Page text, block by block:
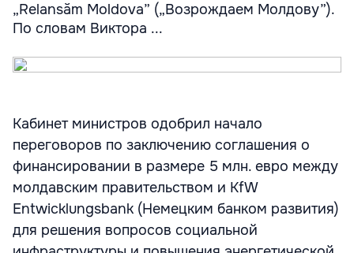
„Relansăm Moldova” („Возрождаем Молдову”).
По словам Виктора ...
Кабинет министров одобрил начало
переговоров по заключению соглашения о
финансировании в размере 5 млн. евро между
молдавским правительством и KfW
Entwicklungsbank (Немецким банком развития)
для решения вопросов социальной